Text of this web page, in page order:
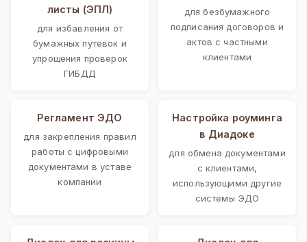
листы (ЭПЛ)
для избавления от
бумажных путевок и
упрощения проверок
ГИБДД
для безбумажного
подписания договоров и
актов с частными
клиентами
Регламент ЭДО
для закрепления правил
работы с цифровыми
документами в уставе
компании
Настройка роуминга
в Диадоке
для обмена документами
с клиентами,
использующими другие
системы ЭДО